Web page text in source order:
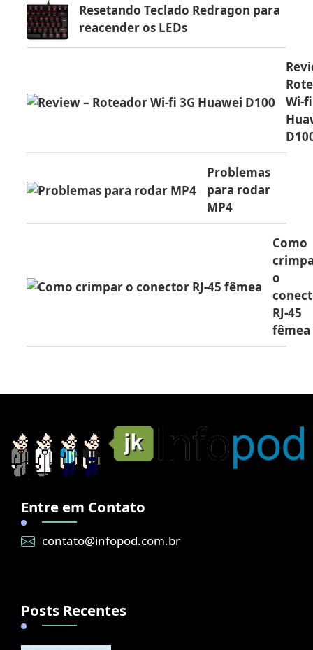
Resetando Teclado Redragon para
reacender os LEDs
Wi-
Problemas
para rodar
MP4
Como
o
RJ-45
fêmea
Entre em Contato
contato@infopod.com.br
Posts Recentes